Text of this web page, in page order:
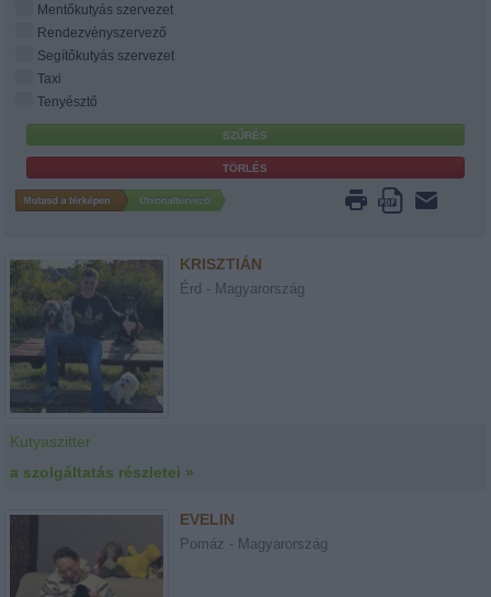
Mentőkutyás szervezet
Rendezvényszervező
Segítőkutyás szervezet
Taxi
Tenyésztő
KRISZTIÁN
Érd - Magyarország
Kutyaszitter
a szolgáltatás részletei »
EVELIN
Pomáz - Magyarország